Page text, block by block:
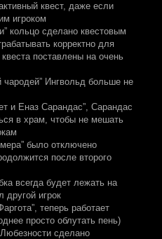
квест, даже если
игроком
кольцо сделано квестовым
корректно для
поставлены на очень
Ингвольд больше не
и Еназ Сарандас”, Сарандас
в храм, чтобы не мешать
было отключено
после второго
всегда будет лежать на
другой игрок
теперь работает
просто облутать пень)
сделано